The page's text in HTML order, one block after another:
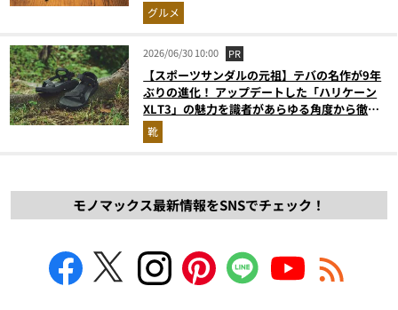
グルメ
2026/06/30 10:00 PR
【スポーツサンダルの元祖】テバの名作が9年
ぶりの進化！ アップデートした「ハリケーン
XLT3」の魅力を識者があらゆる角度から徹底
解説！
靴
モノマックス最新情報をSNSでチェック！